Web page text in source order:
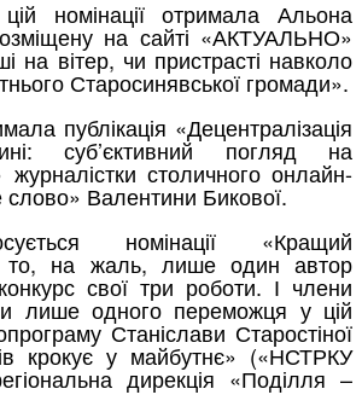
номінації отримала Альона
на сайті «АКТУАЛЬНО»
на вітер, чи пристрасті навколо
Старосинявської громади».
публікація «Децентралізація
суб’єктивний погляд на
журналістки столичного онлайн-
Валентини Бикової.
номінації «Кращий
то, на жаль, лише один автор
свої три роботи. І члени
лише одного переможця у цій
Станіслави Старостіної
крокує у майбутнє» («НСТРКУ
дирекція «Поділля –